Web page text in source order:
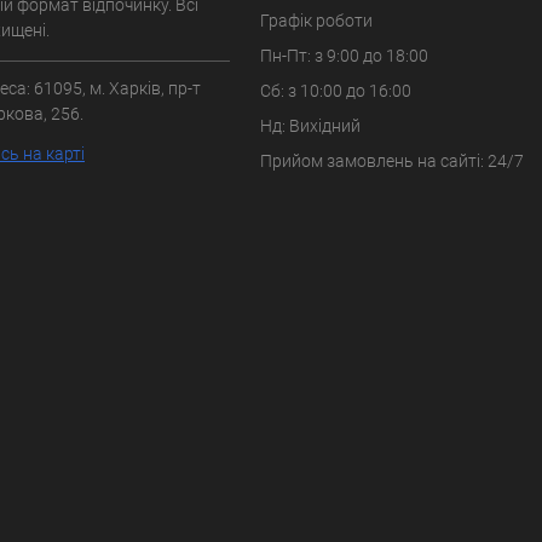
формат відпочинку. Всі
61095, м. Харків, пр-т
256.
на карті
Графік роботи
Пн-Пт: з 9:00 до 18:00
Сб: з 10:00 до 16:00
Нд: Вихідний
Прийом замовлень на сайті: 24/7